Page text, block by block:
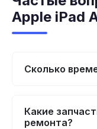
Apple iPad
Сколько
Какие
ремонта?